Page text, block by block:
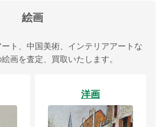
絵画
ト、中国美術、インテリアアートな
画を査定、買取いたします。
洋画